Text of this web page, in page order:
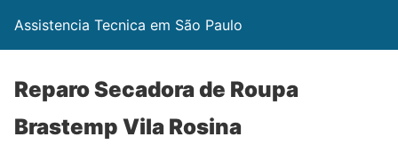
Assistencia Tecnica em São Paulo
Reparo Secadora de Roupa
Brastemp Vila Rosina